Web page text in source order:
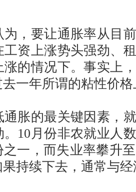
为，要让通胀率从目
工资上涨势头强劲、
涨的情况下。事实上
一年所谓的粘性价格
胀的最关键因素，
10月份非农就业人
一，而失业率攀升
持续下去，通常与